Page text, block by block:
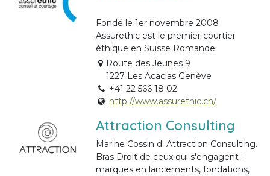
Fondé le 1er novembre 2008
Assurethic est le premier courtier
éthique en Suisse Romande.
Route des Jeunes 9
1227 Les Acacias Genève
+41 22 566 18 02
http://www.assurethic.ch/
Attraction Consulting
Marine Cossin d' Attraction Consulting.
Bras Droit de ceux qui s'engagent :
marques en lancements, fondations,